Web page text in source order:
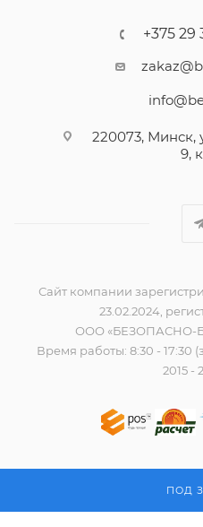
ПОД
+375 29
220073, Минск,
9,
Сайт компании
23.02.2024,
ООО «БЕЗОПАСНО-
Время работы: 8:30 - 17:30
2015 -